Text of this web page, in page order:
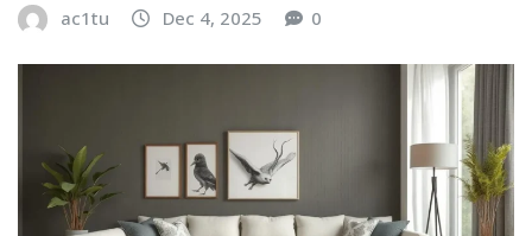
ac1tu Dec 4, 2025 0